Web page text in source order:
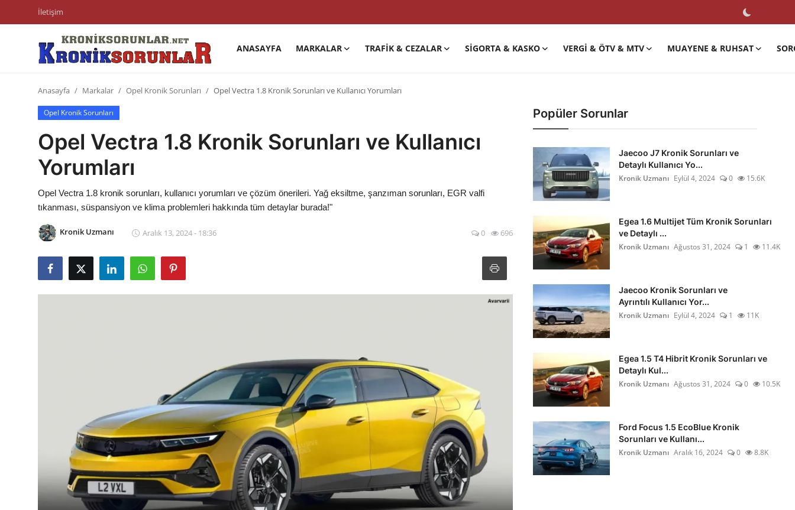
İletişim
ANASAYFA MARKALAR TRAFIK & CEZALAR SIGORTA & KASKO VERGI & ÖTV & MTV MUAYENE & RUHSAT
Trafik & Cezalar
Sigorta & Kasko
Vergi & ÖTV & MTV
Muayene & Ruhsat
Sorgulamalar
İkinci El & Alım-Satım
Yağlar & Sıvılar
Elektrik & Akü
Anasayfa Markalar Opel Kronik Sorunları Opel Vectra 1.8 Kronik Sorunları ve Kullanıcı Yorumları
Opel Kronik Sorunları
Opel Vectra 1.8 Kronik Sorunları ve Kullanıcı
Yorumları
Opel Vectra 1.8 kronik sorunları, kullanıcı yorumları ve çözüm önerileri. Yağ eksiltme, şanzıman sorunları, EGR valfi
tıkanması, süspansiyon ve klima problemleri hakkında tüm detaylar burada!"
Kronik Uzmanı Aralık 13, 2024 - 18:36 0 696
Popüler Sorunlar
Jaecoo J7 Kronik Sorunları ve
Detaylı Kullanıcı Yo...
Kronik Uzmanı Eylül 4, 2024 0 15.6K
Egea 1.6 Multijet Tüm Kronik Sorunları
ve Detaylı ...
Kronik Uzmanı Ağustos 31, 2024 1 11.4K
Jaecoo Kronik Sorunları ve
Ayrıntılı Kullanıcı Yor...
Kronik Uzmanı Eylül 4, 2024 1 11K
Egea 1.5 T4 Hibrit Kronik Sorunları ve
Detaylı Kul...
Kronik Uzmanı Ağustos 31, 2024 0 10.5K
Ford Focus 1.5 EcoBlue Kronik
Sorunları ve Kullanı...
Kronik Uzmanı Aralık 16, 2024 0 8.8K